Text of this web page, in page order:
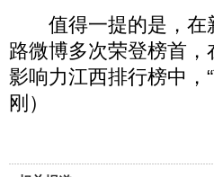
值得一提的是，在
路微博多次荣登榜首
影响力江西排行榜中，
刚）